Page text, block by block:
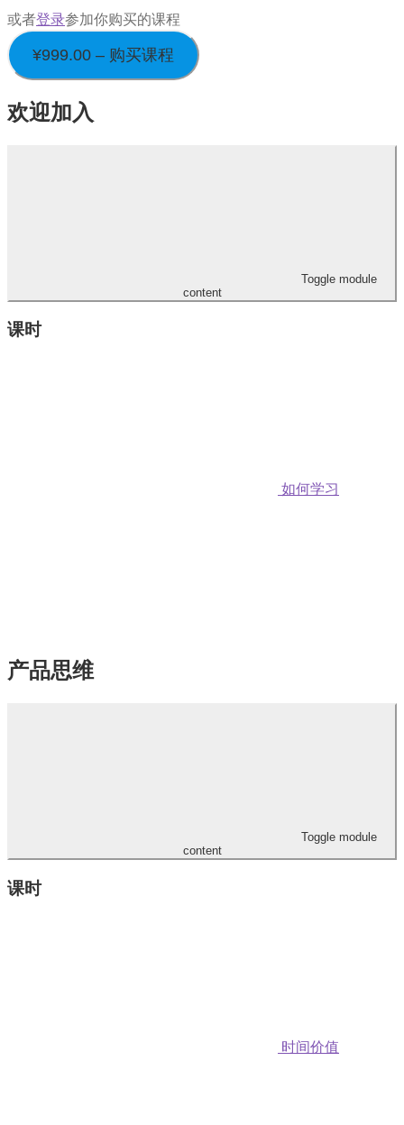
或者登录参加你购买的课程
¥999.00– 购买课程
欢迎加入
Toggle module
content
课时
如何学习
产品思维
Toggle module
content
课时
时间价值